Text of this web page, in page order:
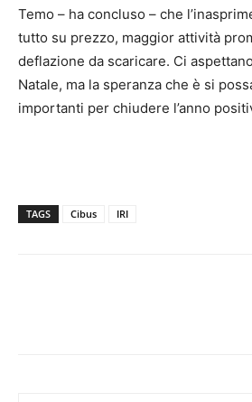
Temo – ha concluso – che
tutto su prezzo, maggior attività
deflazione da scaricare. Ci
Natale, ma la speranza che è si
importanti per chiudere l’anno
TAGS Cibus IRI